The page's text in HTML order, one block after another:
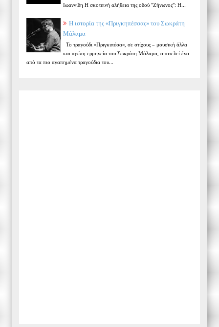
Ιωαννίδη Η σκοτεινή αλήθεια της οδού "Ζήνωνος": Η...
Η ιστορία της «Πριγκηπέσσας» του Σωκράτη
Μάλαμα
Το τραγούδι «Πριγκιπέσα», σε στίχους – μουσική άλλα
και πρώτη ερμηνεία του Σωκράτη Μάλαμα, αποτελεί ένα
από τα πιο αγαπημένα τραγούδια του...